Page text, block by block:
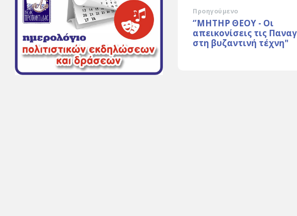
Προηγούμενο
‘’ΜΗΤΗΡ ΘΕΟΥ - Οι
απεικονίσεις τις
στη βυζαντινή τέχνη"